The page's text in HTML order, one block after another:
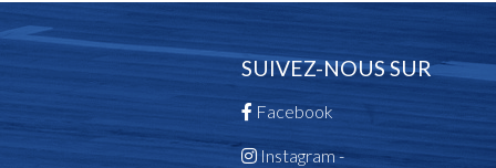
SUIVEZ-NOUS SUR
Facebook
Instagram -